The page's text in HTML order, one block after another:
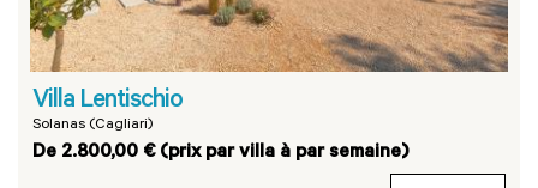
Villa Lentischio
Solanas (Cagliari)
De 2.800,00 € (prix par villa à par semaine)